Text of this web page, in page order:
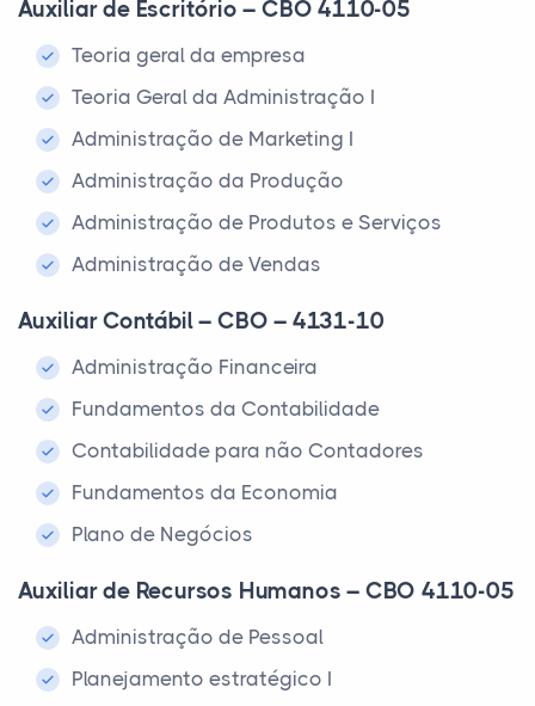
Auxiliar de Escritório – CBO 4110-05
Teoria geral da empresa
Teoria Geral da Administração I
Administração de Marketing I
Administração da Produção
Administração de Produtos e Serviços
Administração de Vendas
Auxiliar Contábil – CBO – 4131-10
Administração Financeira
Fundamentos da Contabilidade
Contabilidade para não Contadores
Fundamentos da Economia
Plano de Negócios
Auxiliar de Recursos Humanos – CBO 4110-05
Administração de Pessoal
Planejamento estratégico I